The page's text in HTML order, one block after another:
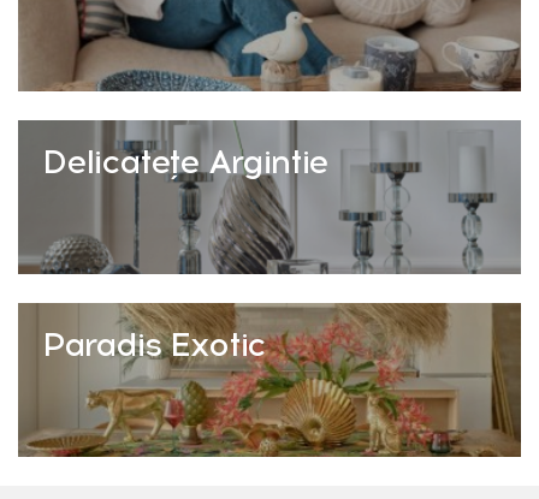
Delicatețe Argintie
Paradis Exotic